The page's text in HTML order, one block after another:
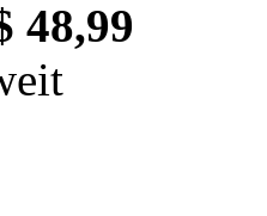
48,99